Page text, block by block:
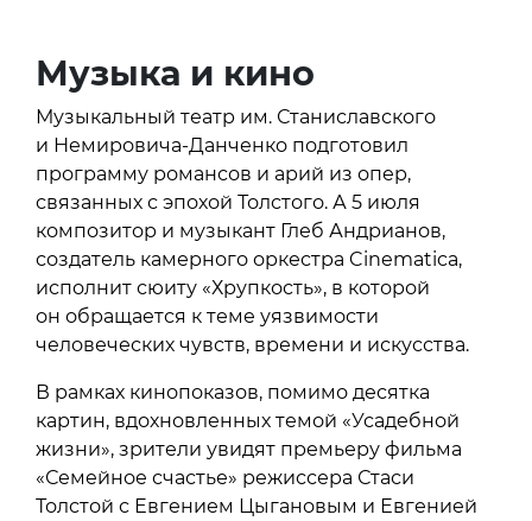
Музыка и кино
Музыкальный театр им. Станиславского
и Немировича-Данченко подготовил
программу романсов и арий из опер,
связанных с эпохой Толстого. А 5 июля
композитор и музыкант Глеб Андрианов,
создатель камерного оркестра Cinematica,
исполнит сюиту «Хрупкость», в которой
он обращается к теме уязвимости
человеческих чувств, времени и искусства.
В рамках кинопоказов, помимо десятка
картин, вдохновленных темой «Усадебной
жизни», зрители увидят премьеру фильма
«Семейное счастье» режиссера Стаси
Толстой с Евгением Цыгановым и Евгенией